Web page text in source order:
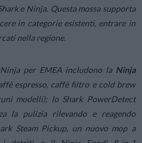
e Ninja. Questa mossa supporta
in categorie esistenti, entrare in
nella regione.
per EMEA includono la Ninja
espresso, caffè filtro e cold brew
modelli); lo Shark PowerDetect
la pulizia rilevando e reagendo
Steam Pickup, un nuovo mop a